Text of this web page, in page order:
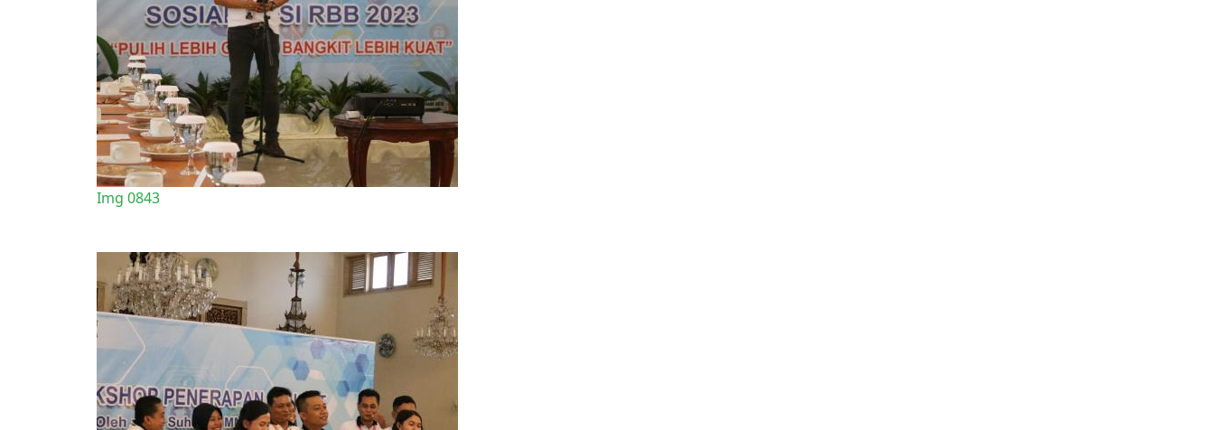
Img 0843